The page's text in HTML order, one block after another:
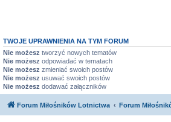
TWOJE UPRAWNIENIA NA TYM FORUM
Nie możesz tworzyć nowych tematów
Nie możesz odpowiadać w tematach
Nie możesz zmieniać swoich postów
Nie możesz usuwać swoich postów
Nie możesz dodawać załączników
Forum Miłośników Lotnictwa Forum